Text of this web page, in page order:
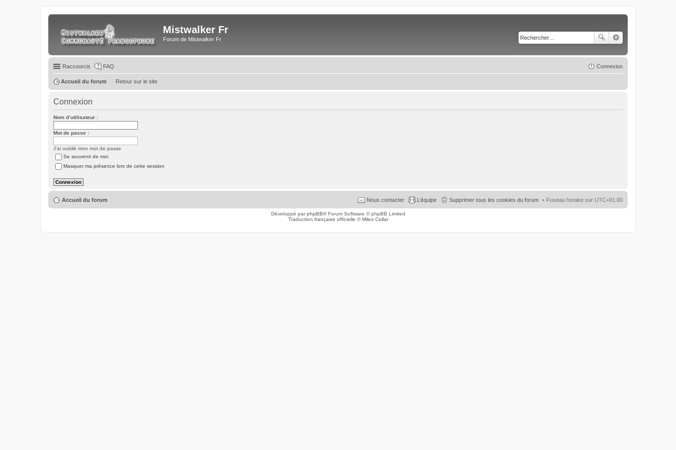
Mistwalker Fr
Forum de Mistwalker Fr
Raccourcis FAQ Connexion
Retour sur le site
Accueil du forum
Connexion
Nom d’utilisateur :
Mot de passe :
J’ai oublié mon mot de passe
Se souvenir de moi
Masquer ma présence lors de cette session
Accueil du forum Fuseau horaire sur UTC+01:00
Supprimer tous les cookies du forum
L’équipe
Nous contacter
Développé parphpBB® Forum Software © phpBB Limited
Traduction française officielle ©Miles Cellar